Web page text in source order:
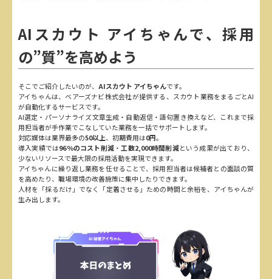
AIスカウト アイちゃんで、採用
の”質”を高めよう
そこでご紹介したいのが、 AIスカウト アイちゃんです。
アイちゃんは、ベアーズナビ株式会社が提供する、スカウト業務をまるごとAI
が自動化するサービスです。
AI選定・パーソナライズ文章生成・自動返信・語句置き換えなど、これまで採
用担当者が手作業でこなしていた業務を一括でサポートします。
対応媒体は業界最多の50以上、初期費用は0円。
導入実績では96％のコスト削減 ・ 工数2,000時間削減という成果が出ており、
少ないリソースで最大限の採用活動を実現できます。
アイちゃんに繰り返し業務を任せることで、採用担当者は候補者との面談の質
を高めたり、職場環境の改善施策に集中したりできます。
人材を「採るだけ」でなく「定着させる」ための時間と余裕を、アイちゃんが
生み出します。